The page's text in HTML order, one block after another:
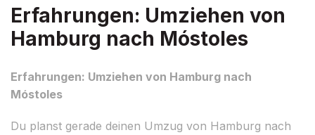
Erfahrungen: Umziehen von
Hamburg nach Móstoles
Erfahrungen: Umziehen von Hamburg nach
Móstoles
Du planst gerade deinen Umzug von Hamburg nach